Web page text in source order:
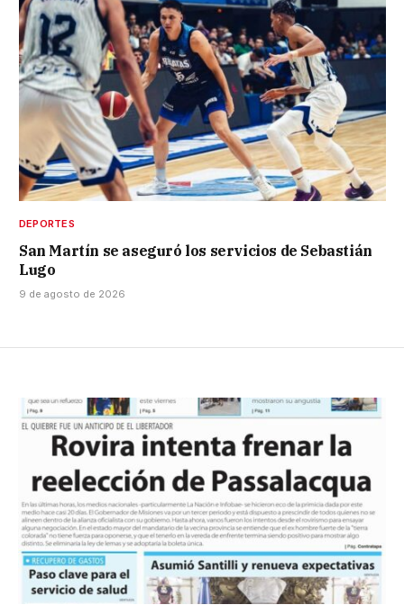
DEPORTES
San Martín se aseguró los servicios de Sebastián
Lugo
9 de agosto de 2026